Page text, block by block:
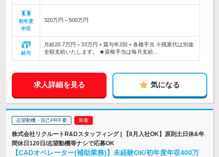
初年度
年収
320万円～500万円
給与
月給20.7万円～33万円＋賞与年2回＋各種手当 ※残業代は別途
全額支給いたします。 ★資格手当は毎月支給…
求人詳細を見る 気になる
志望動機・自己PR不要
株式会社リクルートR&Dスタッフィング | 【8月入社OK】原則土日休&年
間休日120日/志望動機等ナシで応募OK
【CADオペレーター(補助業務)】未経験OK/初年度年収400万